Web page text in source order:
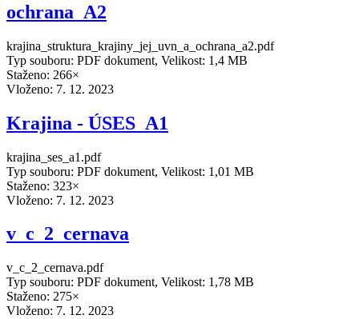
ochrana_A2
krajina_struktura_krajiny_jej_uvn_a_ochrana_a2.pdf
Typ souboru: PDF dokument, Velikost: 1,4 MB
Staženo: 266×
Vloženo: 7. 12. 2023
Krajina - ÚSES_A1
krajina_ses_a1.pdf
Typ souboru: PDF dokument, Velikost: 1,01 MB
Staženo: 323×
Vloženo: 7. 12. 2023
v_c_2_cernava
v_c_2_cernava.pdf
Typ souboru: PDF dokument, Velikost: 1,78 MB
Staženo: 275×
Vloženo: 7. 12. 2023